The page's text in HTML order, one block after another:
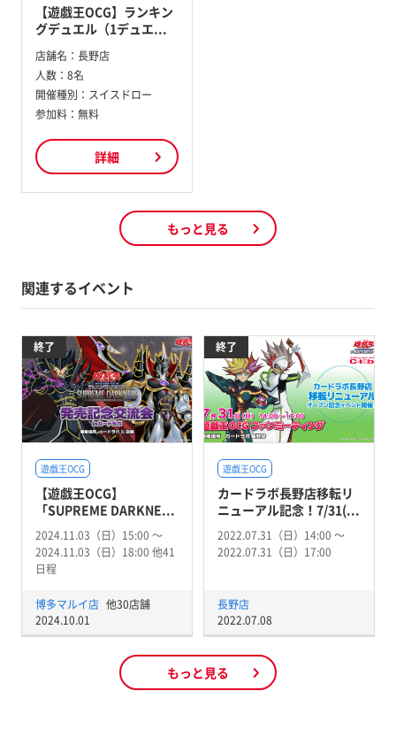
【遊戯王OCG】ランキン
グデュエル（1デュエ...
店舗名： 長野店
人数： 8名
開催種別： スイスドロー
参加料： 無料
詳細
もっと見る
関連するイベント
終了
遊戯王OCG
【遊戯王OCG】
「SUPREME DARKNE...
2024.11.03（日）15:00 〜
2024.11.03（日）18:00 他41
日程
博多マルイ店 他30店舗
2024.10.01
終了
遊戯王OCG
カードラボ長野店移転リ
ニューアル記念！7/31(...
2022.07.31（日）14:00 〜
2022.07.31（日）17:00
長野店
2022.07.08
もっと見る